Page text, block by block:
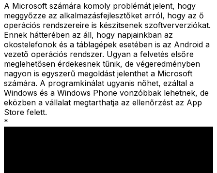
A Microsoft számára komoly problémát jelent, hogy
meggyőzze az alkalmazásfejlesztőket arról, hogy az ő
operációs rendszereire is készítsenek szoftververziókat.
Ennek hátterében az áll, hogy napjainkban az
okostelefonok és a táblagépek esetében is az Android a
vezető operációs rendszer. Ugyan a felvetés elsőre
meglehetősen érdekesnek tűnik, de végeredményben
nagyon is egyszerű megoldást jelenthet a Microsoft
számára. A programkínálat ugyanis nőhet, ezáltal a
Windows és a Windows Phone vonzóbbak lehetnek, de
eközben a vállalat megtarthatja az ellenőrzést az App
Store felett.
*